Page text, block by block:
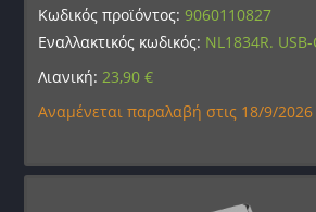
Κωδικός προϊόντος:9060110827
Εναλλακτικός κωδικός: NL1834R. USB-
Λιανική:23,90€
Αναμένεται παραλαβή στις 18/9/2026